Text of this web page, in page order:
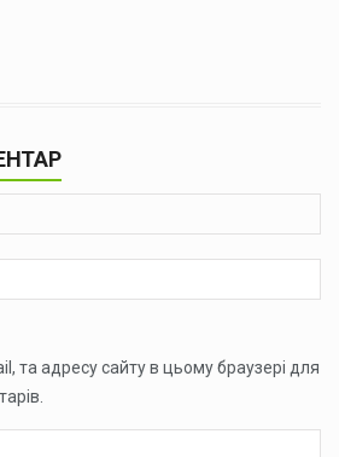
та адресу сайту в цьому браузері для